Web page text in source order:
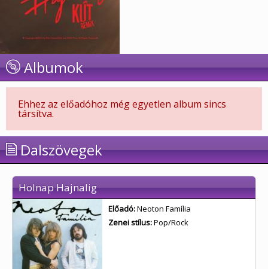
Albumok
Ehhez az előadóhoz még egyetlen album sincs
társítva.
Dalszövegek
Holnap Hajnalig
Előadó:Neoton Família
Zenei stílus:Pop/Rock